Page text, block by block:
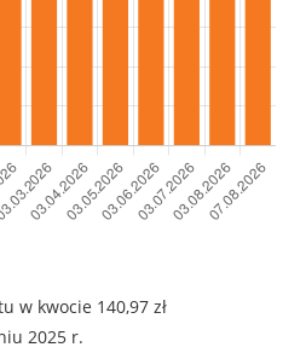
w kwocie 140,97 zł
2025 r.